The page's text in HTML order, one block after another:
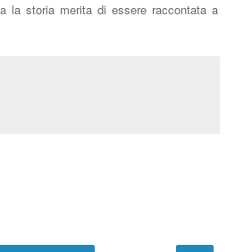
la storia merita di essere raccontata a